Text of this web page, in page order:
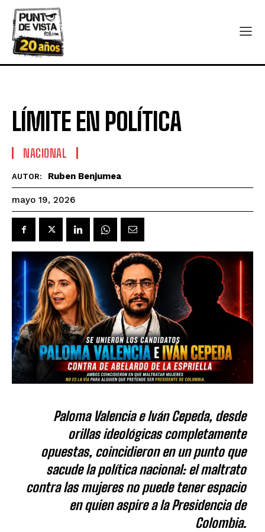
LÍMITE EN POLÍTICA
NACIONAL
AUTOR: Ruben Benjumea
mayo 19, 2026
Paloma Valencia e Iván Cepeda, desde
orillas ideológicas completamente
opuestas, coincidieron en un punto que
sacude la política nacional: el maltrato
contra las mujeres no puede tener espacio
en quien aspire a la Presidencia de
Colombia.